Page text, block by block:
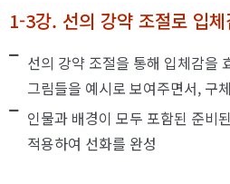
1-3강. 선의 강약 조절로 입
선의 강약 조절을 통해 입체감을
그림들을 예시로 보여주면서, 구
인물과 배경이 모두 포함된 준비
적용하여 선화를 완성